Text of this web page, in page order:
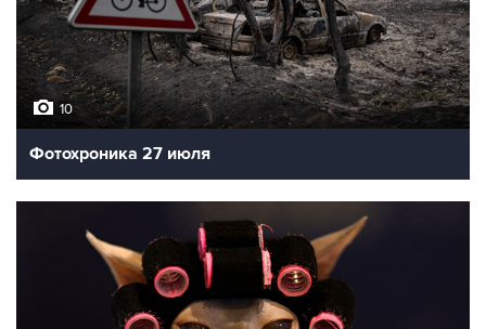
10
Фотохроника 27 июля